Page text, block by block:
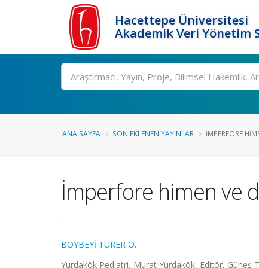
Hacettepe Üniversitesi
Akademik Veri Yönetim
Ara
ANA SAYFA SON EKLENEN YAYINLAR İMPERFORE
İmperfore himen ve
BOYBEYİ TÜRER Ö.
Yurdakök Pediatri, Murat Yurdakök, Editör, Güneş